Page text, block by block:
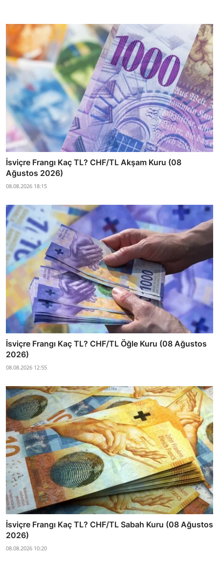
İsviçre Frangı Kaç TL? CHF/TL Akşam Kuru (08
Ağustos 2026)
08.08.2026 18:15
İsviçre Frangı Kaç TL? CHF/TL Öğle Kuru (08 Ağustos
2026)
08.08.2026 12:55
İsviçre Frangı Kaç TL? CHF/TL Sabah Kuru (08 Ağustos
2026)
08.08.2026 10:20